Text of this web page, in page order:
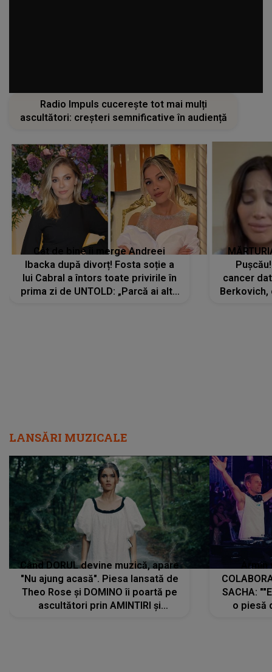
Radio Impuls cucerește tot mai mulți
ascultători: creșteri semnificative în audiență
Cât de bine îi merge Andreei
Ibacka după divorț! Fosta soție a
lui Cabral a întors toate privirile în
prima zi de UNTOLD: „Parcă ai altă
cancer
Berkovich,
LANSĂRI MUZICALE
Când DORUL devine muzică, apare
"Nu ajung acasă". Piesa lansată de
Theo Rose și DOMINO îi poartă pe
ascultători prin AMINTIRI și
SACHA:
o piesă